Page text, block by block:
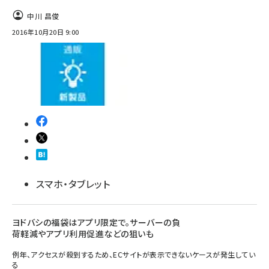
中川 昌俊
2016年10月20日 9:00
スマホ・タブレット
ヨドバシの福袋はアプリ限定で。サーバーの負
荷軽減やアプリ利用促進などの狙いも
例年、アクセスが殺到するため、ECサイトが表示できないケースが発生してい
る